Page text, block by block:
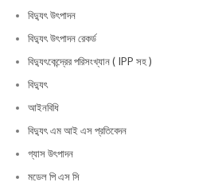
বিদ্যুৎ উৎপাদন
বিদ্যুৎ উৎপাদন রেকর্ড
বিদ্যুৎকেন্দ্রের পরিসংখ্যান ( IPP সহ )
বিদ্যুৎ
আইনবিধি
বিদ্যুৎ এম আই এস প্রতিবেদন
গ্যাস উৎপাদন
মডেল পি এস সি